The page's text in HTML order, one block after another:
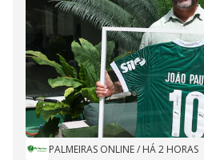
PALMEIRAS ONLINE/ HÁ 2 HORAS